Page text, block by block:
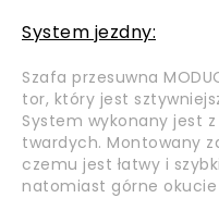
System jezdny:
Szafa przesuwna
tor, który jest
System wykonany jest
twardych. Montowany
czemu jest łatwy i
natomiast górne